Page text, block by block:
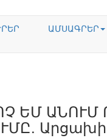
ԱՄՍԱԳՐԵՐ
ԵՄ ԱՆՈՒՄ